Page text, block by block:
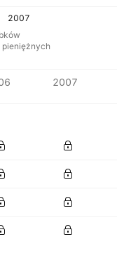
2007
pieniężnych
2007